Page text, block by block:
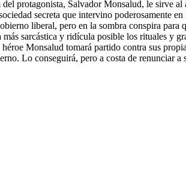
protagonista, Salvador Monsalud, le sirve al
secreta que intervino poderosamente
liberal, pero en la sombra conspira para
sarcástica y ridícula posible los rituales y
Monsalud tomará partido contra sus
Lo conseguirá, pero a costa de renunciar a